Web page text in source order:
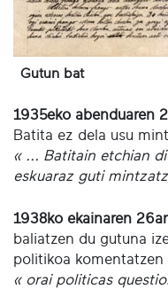
Gutun bat
1935eko abenduaren
Batita ez dela usu
« ... Batitain etchian
eskuaraz guti
1938ko ekainaren
baliatzen du gutuna
politikoa komentatzen
« orai politicas